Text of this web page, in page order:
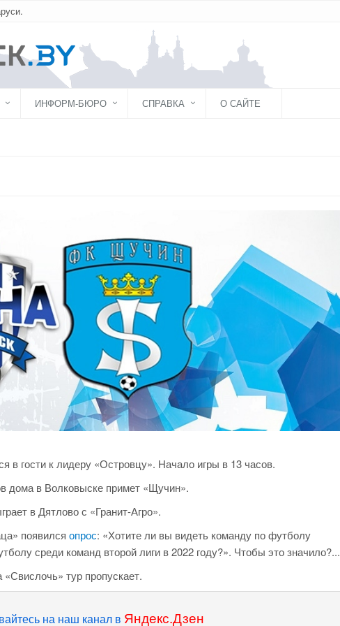
ИНФОРМ-БЮРО СПРАВКА О САЙТЕ
в гости к лидеру «Островцу». Начало игры в 13 часов.
дома в Волковыске примет «Щучин».
в Дятлово с «Гранит-Агро».
появился опрос: «Хотите ли вы видеть команду по футболу
среди команд второй лиги в 2022 году?». Чтобы это значило?...
тур пропускает.
на наш канал в Яндекс.Дзен